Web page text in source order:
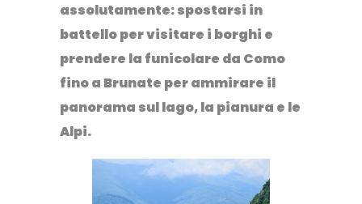
assolutamente: spostarsi in
battelloper visitare i borghi e
prendere la funicolare da Como
fino a Brunate per ammirare il
panorama sul lago, la pianura e le
Alpi.